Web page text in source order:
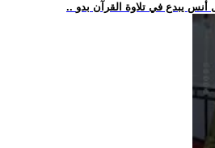
أنس يبدع في تلاوة القرآن بدو